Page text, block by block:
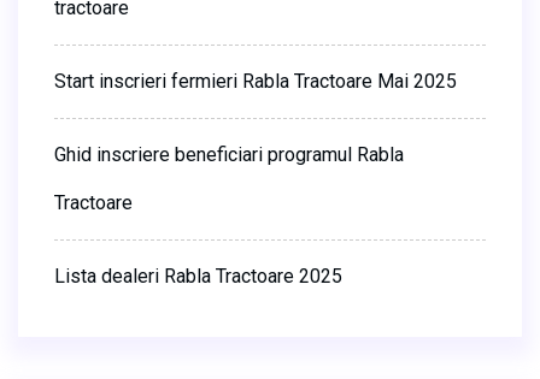
tractoare
Start inscrieri fermieri Rabla Tractoare Mai 2025
Ghid inscriere beneficiari programul Rabla
Tractoare
Lista dealeri Rabla Tractoare 2025